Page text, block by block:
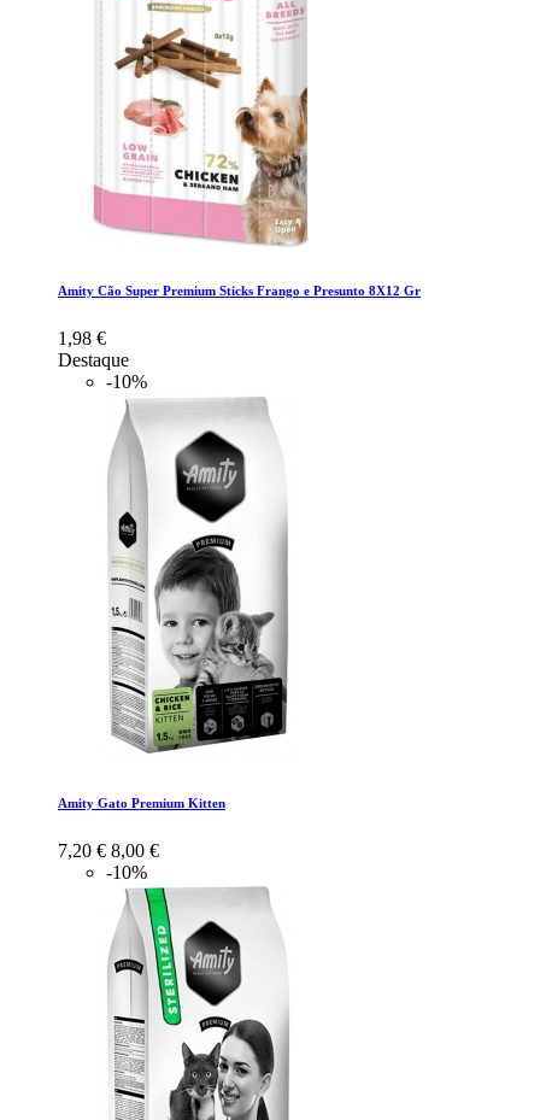
Amity Cão Super Premium Sticks Frango e Presunto 8X12 Gr
1,98 €
Destaque
-10%
Amity Gato Premium Kitten
7,20 € 8,00 €
-10%